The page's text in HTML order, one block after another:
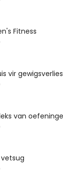
Fitness
vir gewigsverlies
van
vetsug